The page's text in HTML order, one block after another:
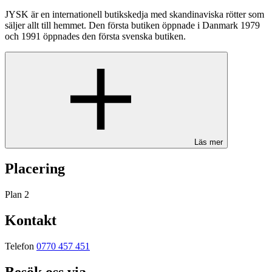
JYSK är en internationell butikskedja med skandinaviska rötter som
säljer allt till hemmet. Den första butiken öppnade i Danmark 1979
och 1991 öppnades den första svenska butiken.
Läs mer
Placering
Plan 2
Kontakt
Telefon 0770 457 451